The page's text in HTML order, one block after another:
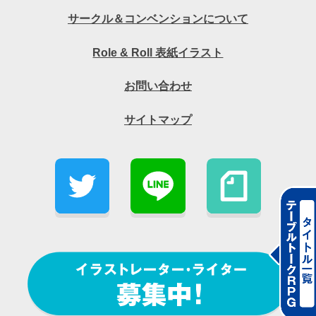
サークル＆コンベンションについて
Role & Roll 表紙イラスト
お問い合わせ
サイトマップ